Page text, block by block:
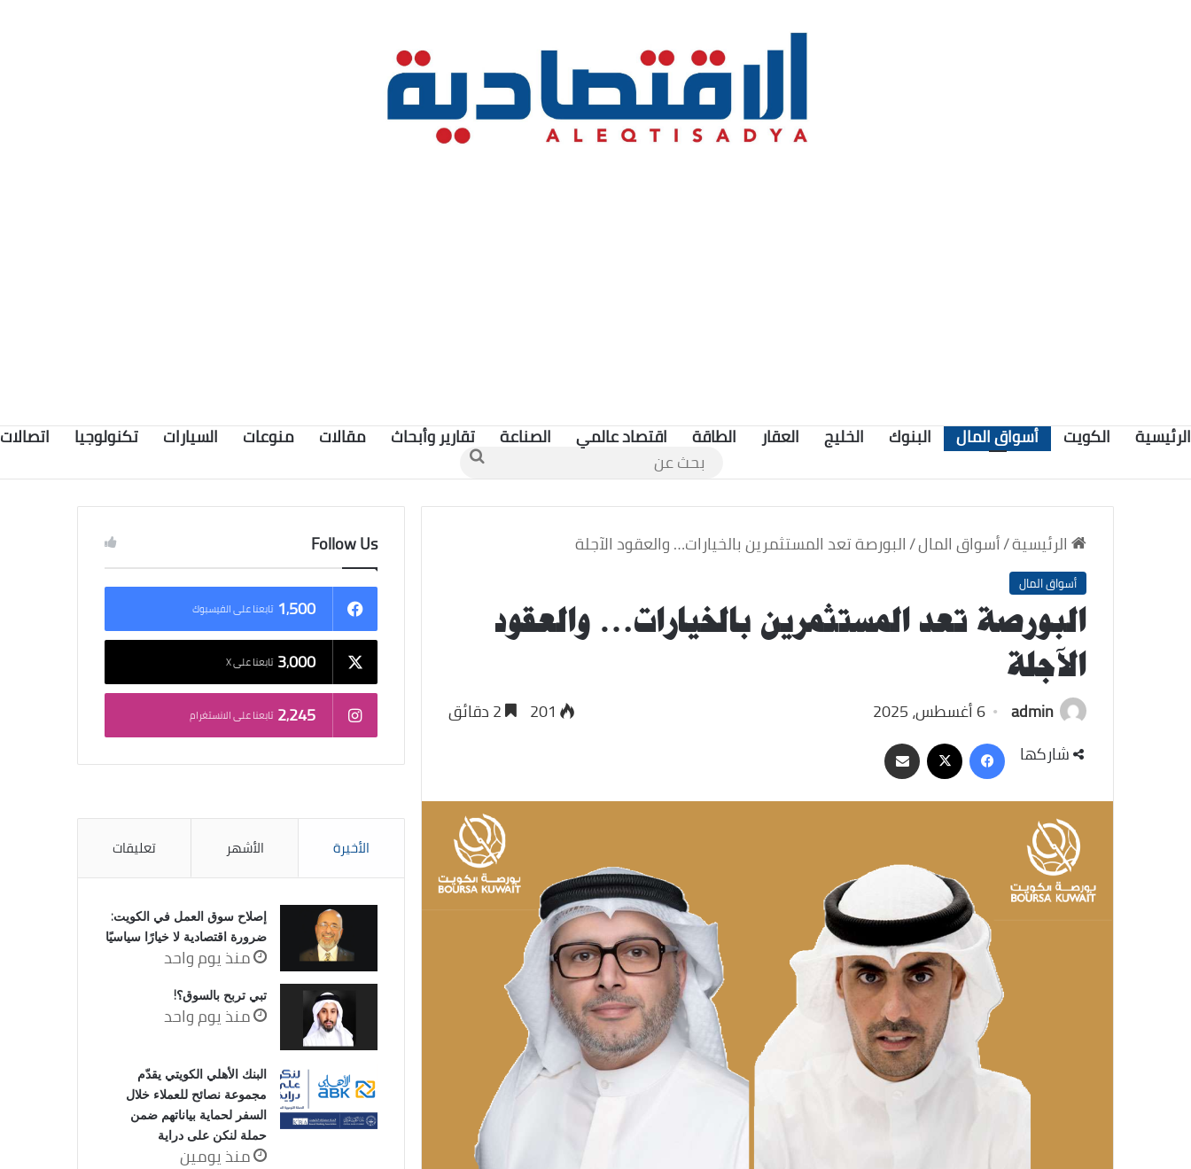
الرئيسية الكويت أسواق المال البنوك الخليج العقار الطاقة اقتصاد عالمي الصناعة تقارير وأبحاث مقالات منوعات السيارات تكنولوجيا اتصالات
بحث
عن
الرئيسية/أسواق المال/البورصة تعد المستثمرين بالخيارات… والعقود الآجلة
أسواق المال
البورصة تعد المستثمرين بالخيارات… والعقود
الآجلة
admin 6 أغسطس، 2025 201
شاركها
فيسبوك
‫X مشاركة
عبر
البريد
Follow Us
1٬500 تابعنا على الفيسبوك
3٬000 تابعنا على X
2٬245 تابعنا على الانستغرام
الأخيرة الأشهر تعليقات
إصلاح سوق العمل في الكويت:
ضرورة اقتصادية لا خيارًا سياسيًا
منذ يوم واحد
تبي تربح بالسوق؟!
منذ يوم واحد
البنك الأهلي الكويتي يقدّم
مجموعة نصائح للعملاء خلال
السفر لحماية بياناتهم ضمن
حملة لنكن على دراية
منذ يومين